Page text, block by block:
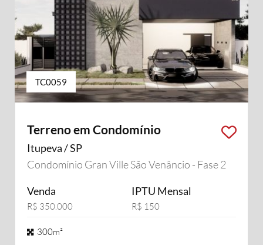
TC0059
Terreno em Condomínio
Itupeva / SP
Condomínio Gran Ville São Venâncio - Fase 2
Venda
R$ 350.000
IPTU Mensal
R$ 150
300m²